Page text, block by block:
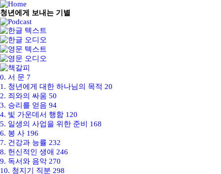
청년에게 보내는 기별
0. 서 문 7
1. 청년에게 대한 하나님의 목적 20
2. 죄와의 싸움 50
3. 승리를 얻음 94
4. 빛 가운데서 행함 120
5. 일생의 사업을 위한 준비
168
6. 봉 사 196
7. 건강과 능률 232
8. 헌신적인 생애 246
9. 독서와 음악 270
10. 청지기 직분 298